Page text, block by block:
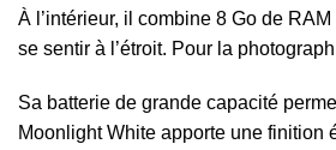
À l’intérieur, il combine 8 Go de
se sentir à l’étroit. Pour la
Sa batterie de grande capacité
Moonlight White apporte une finition